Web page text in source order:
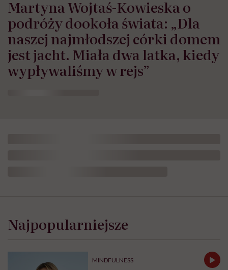
Martyna Wojtaś-Kowieska o
podróży dookoła świata: „Dla
naszej najmłodszej córki domem
jest jacht. Miała dwa latka, kiedy
wypływaliśmy w rejs”